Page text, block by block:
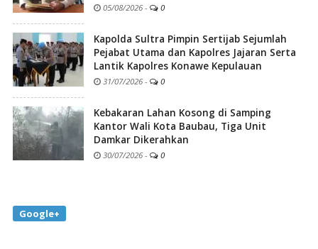
05/08/2026 - 0
Kapolda Sultra Pimpin Sertijab Sejumlah
Pejabat Utama dan Kapolres Jajaran Serta
Lantik Kapolres Konawe Kepulauan
31/07/2026 - 0
Kebakaran Lahan Kosong di Samping
Kantor Wali Kota Baubau, Tiga Unit
Damkar Dikerahkan
30/07/2026 - 0
Google+